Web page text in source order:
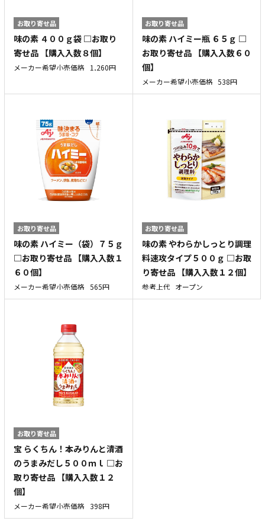
お取り寄せ品
味の素 ４００ｇ袋 □お取り
寄せ品 【購入入数８個】
メーカー希望小売価格 1,260円
お取り寄せ品
味の素 ハイミー瓶 ６５ｇ □
お取り寄せ品 【購入入数６０
個】
メーカー希望小売価格 538円
お取り寄せ品
味の素 ハイミー（袋）７５ｇ
□お取り寄せ品 【購入入数１
６０個】
メーカー希望小売価格 565円
お取り寄せ品
味の素 やわらかしっとり調理
料速攻タイプ５００ｇ □お取
り寄せ品 【購入入数１２個】
参考上代 オープン
お取り寄せ品
宝 らくちん！本みりんと清酒
のうまみだし５００ｍｌ □お
取り寄せ品 【購入入数１２
個】
メーカー希望小売価格 398円